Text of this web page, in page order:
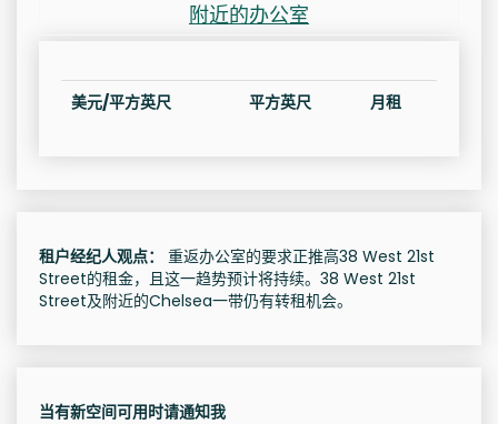
附近的办公室
美元/平方英尺 平方英尺 月租
租户经纪人观点：
重返办公室的要求正推高38 West 21st
Street的租金，且这一趋势预计将持续。38 West 21st
Street及附近的Chelsea一带仍有转租机会。
当有新空间可用时请通知我